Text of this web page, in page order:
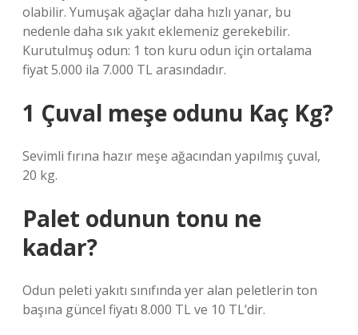
olabilir. Yumuşak ağaçlar daha hızlı yanar, bu
nedenle daha sık yakıt eklemeniz gerekebilir.
Kurutulmuş odun: 1 ton kuru odun için ortalama
fiyat 5.000 ila 7.000 TL arasındadır.
1 Çuval meşe odunu Kaç Kg?
Sevimli fırına hazır meşe ağacından yapılmış çuval,
20 kg.
Palet odunun tonu ne
kadar?
Odun peleti yakıtı sınıfında yer alan peletlerin ton
başına güncel fiyatı 8.000 TL ve 10 TL’dir.